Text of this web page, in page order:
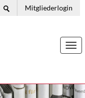
Mitgliederlogin